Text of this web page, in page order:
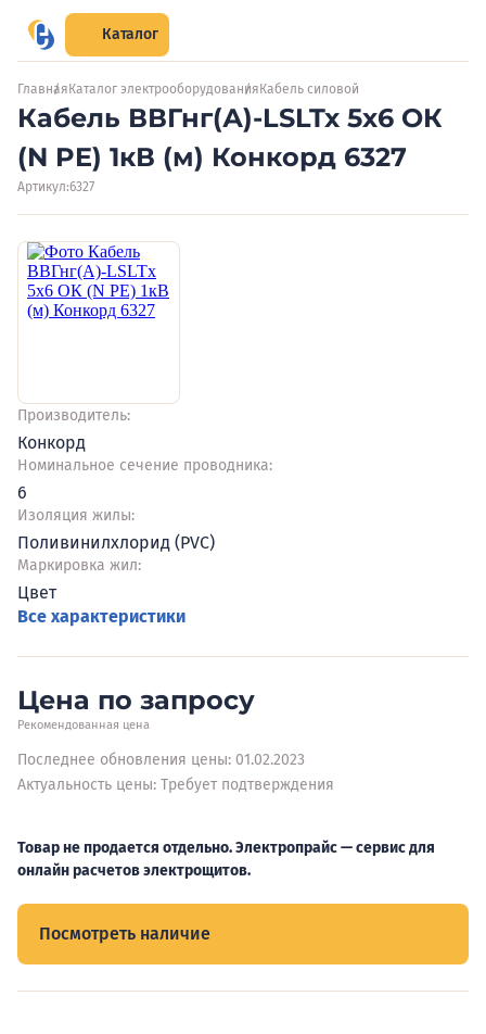
Каталог
Главная Каталог электрооборудования Кабель силовой
Кабель ВВГнг(А)-LSLTx 5х6 ОК
(N PE) 1кВ (м) Конкорд 6327
Артикул:6327
Производитель:
Конкорд
Номинальное сечение проводника:
6
Изоляция жилы:
Поливинилхлорид (PVC)
Маркировка жил:
Цвет
Все характеристики
Цена по запросу
Рекомендованная цена
Последнее обновления цены: 01.02.2023
Актуальность цены: Требует подтверждения
Товар не продается отдельно. Электропрайс — сервис для
онлайн расчетов электрощитов.
Посмотреть наличие